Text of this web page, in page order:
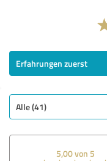
Erfahrungen zuerst
Alle (41)
5,00 von 5